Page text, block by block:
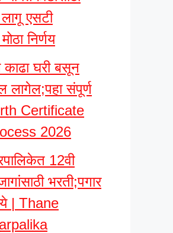
एसटी
निर्णय
घरी बसून
लागेल;पहा संपूर्ण
Certificate
2026
12वी
भरती;पगार
| Thane